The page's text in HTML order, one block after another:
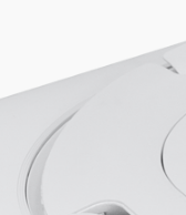
ARV(-CA)-
блоки.pdf
покупают